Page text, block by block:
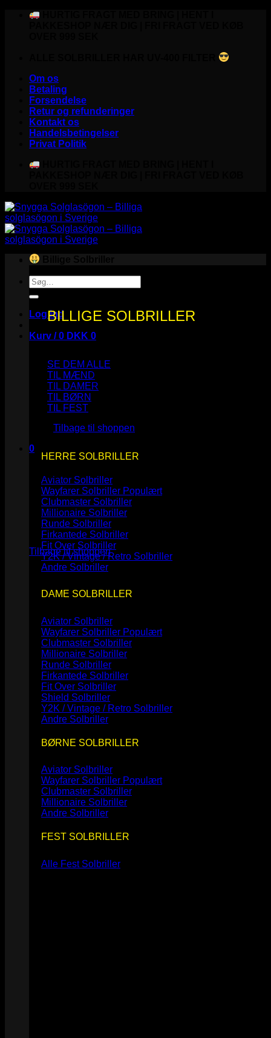
Fortsæt
Om os
Betaling
Forsendelse
Retur og refunderinger
Kontakt os
Handelsbetingelser
Privat Politik
Søg
efter:
Log ind
Kurv /0 DKK 0
Ingen varer i kurven.
Tilbage til shoppen
0
Kurv
Ingen varer i kurven.
Tilbage til shoppen
BILLIGE SOLBRILLER
SE DEM ALLE
TIL MÆND
TIL DAMER
TIL BØRN
TIL FEST
HERRE SOLBRILLER
Aviator Solbriller
Wayfarer Solbriller
Clubmaster Solbriller
Millionaire Solbriller
Runde Solbriller
Firkantede Solbriller
Fit Over Solbriller
Y2K / Vintage / Retro Solbriller
Andre Solbriller
DAME SOLBRILLER
Aviator Solbriller
Wayfarer Solbriller
Clubmaster Solbriller
Millionaire Solbriller
Runde Solbriller
Firkantede Solbriller
Fit Over Solbriller
Shield Solbriller
Y2K / Vintage / Retro Solbriller
Andre Solbriller
BØRNE SOLBRILLER
Aviator Solbriller
Wayfarer Solbriller
Clubmaster Solbriller
Millionaire Solbriller
Andre Solbriller
FEST SOLBRILLER
Alle Fest Solbriller